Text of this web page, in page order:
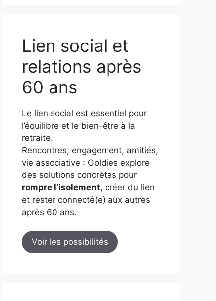
Lien social et
relations après
60 ans
Le lien social est essentiel pour
l’équilibre et le bien-être à la
retraite.
Rencontres, engagement, amitiés,
vie associative : Goldies explore
des solutions concrètes pour
rompre l’isolement, créer du lien
et rester connecté(e) aux autres
après 60 ans.
Voir les possibilités